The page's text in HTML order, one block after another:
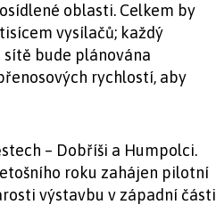
oblasti. Celkem by
vysílačů; každý
bude plánována
rychlostí, aby
– Dobříši a Humpolci.
roku zahájen pilotní
výstavbu v západní části